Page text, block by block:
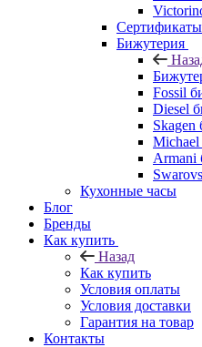
Сертификаты
Бижутерия
Fossil
Diesel
Skagen
Armani
Кухонные часы
Блог
Бренды
Как купить
Назад
Как купить
Условия оплаты
Условия доставки
Гарантия на товар
Контакты